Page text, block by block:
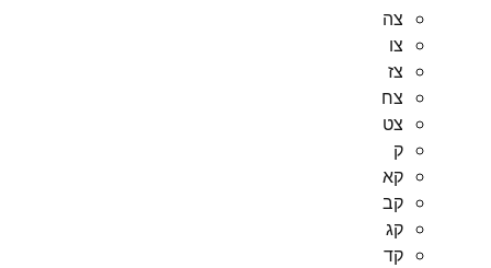
צה
צו
צז
צח
צט
ק
קא
קב
קג
קד